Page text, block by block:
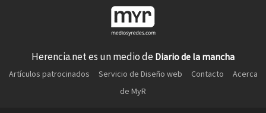
Herencia.net es un medio de Diario de la mancha
Artículos patrocinados Servicio de Diseño web Contacto
Acerca
de MyR